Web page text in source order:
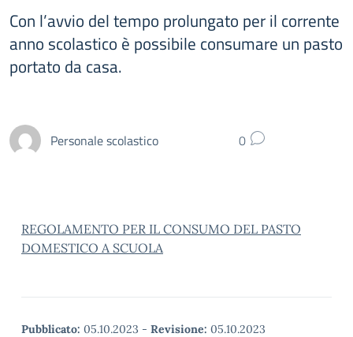
Con l’avvio del tempo prolungato per il corrente
anno scolastico è possibile consumare un pasto
portato da casa.
Personale scolastico 0
REGOLAMENTO PER IL CONSUMO DEL PASTO
DOMESTICO A SCUOLA
Pubblicato: 05.10.2023 - Revisione: 05.10.2023